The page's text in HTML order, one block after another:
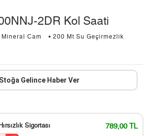
2DR Kol Saati
Mineral Cam
• 200 Mt Su Geçirmezlik
Gelince Haber Ver
Sigortası 789,00 TL